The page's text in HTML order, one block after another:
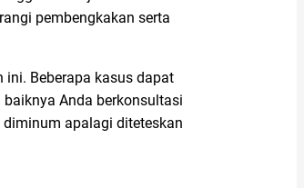
pembengkakan serta
ini. Beberapa kasus dapat
Anda berkonsultasi
apalagi diteteskan